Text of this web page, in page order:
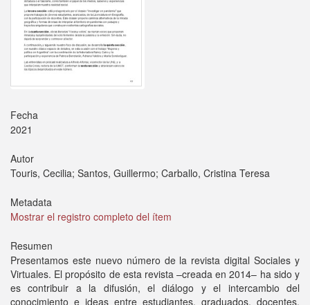
Fecha
2021
Autor
Touris, Cecilia; Santos, Guillermo; Carballo, Cristina Teresa
Metadata
Mostrar el registro completo del ítem
Resumen
Presentamos este nuevo número de la revista digital Sociales y
Virtuales. El propósito de esta revista –creada en 2014– ha sido y
es contribuir a la difusión, el diálogo y el intercambio del
conocimiento e ideas entre estudiantes, graduados, docentes,